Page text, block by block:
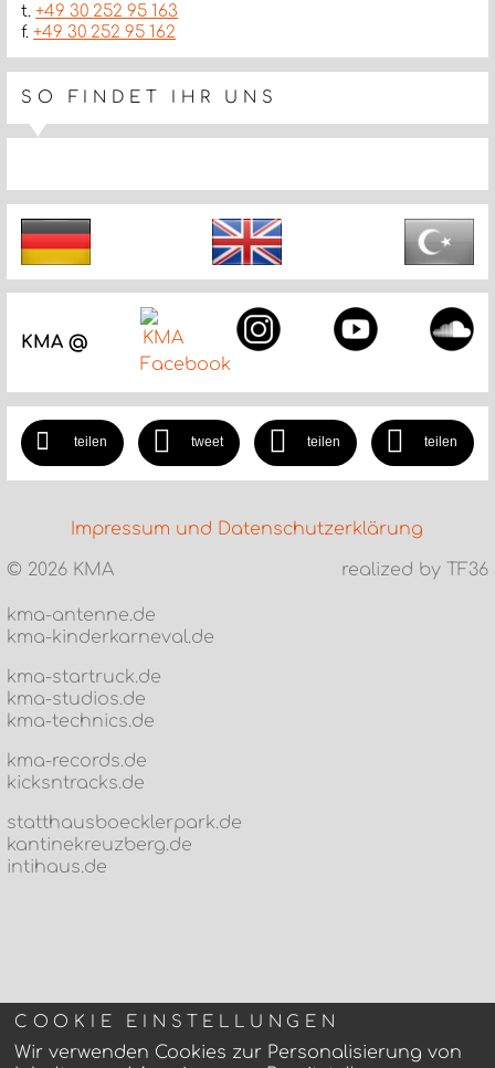
t.+49 30 252 95 163
f.+49 30 252 95 162
SO FINDET IHR UNS
teilen tweet teilen teilen
KMA @
© 2026 KMA
Impressum und Datenschutzerklärung
realized by TF36
kma-antenne.de
kma-kinderkarneval.de
kma-startruck.de
kma-studios.de
kma-technics.de
kma-records.de
kicksntracks.de
statthausboecklerpark.de
kantinekreuzberg.de
intihaus.de
COOKIE EINSTELLUNGEN
Wir verwenden Cookies zur Personalisierung von